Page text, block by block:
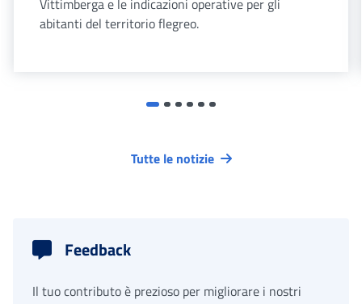
Vittimberga e le indicazioni operative per gli
abitanti del territorio flegreo.
Tutte le notizie
Feedback
Il tuo contributo è prezioso per migliorare i nostri